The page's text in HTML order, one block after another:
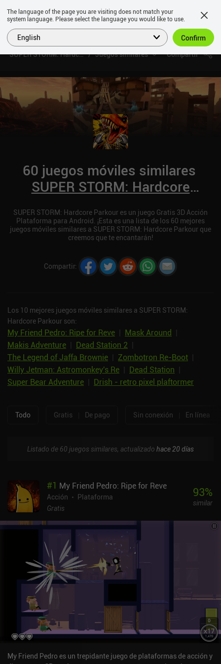
SUPER STORM: Hardcore ParkourJuegos similares Compartir
60 juegos móviles similares
SUPER STORM: Hardcore
SUPER STORM: Hardcore Parkour es un juego Gratis 3D Acción
Plataforma para Android. ¡Esta es una lista de los 60 mejores
juegos móviles similares a SUPER STORM: Hardcore Parkour que
creemos que te encantarán!
Compartir:
Los 10 mejores juegos móviles similares a SUPER STORM:
Hardcore Parkour son:
My Friend Pedro: Ripe for Reve Mask Around
Makis Adventure
Dead Station 2
The Legend of Jaffa Brownie
Zombotron Re-Boot
Willy Jetman: Astromonkey's Re
Dead Station
Super Bear Adventure
Drish - retro pixel plaftormer
Todo Gratis De pago Sin conexión En línea
Listado de 60 juegos similares, actualizado hace 20 días
#1 My Friend Pedro: Ripe for Reve
Acción
Plataforma
Gratis
93%
similar
My Friend Pedro es un trepidante juego de plataformas de acción y
The language of the page you are visiting does not match your
system language. Please select the language you would like to use.
English Confirm